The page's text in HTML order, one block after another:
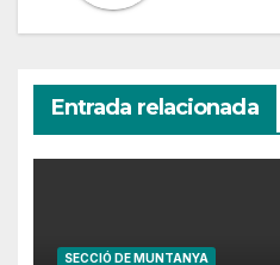
Entrada relacionada
SECCIÓ DE MUNTANYA